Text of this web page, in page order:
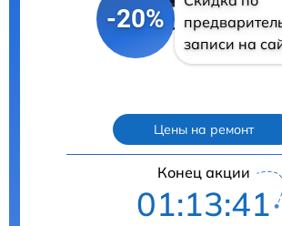
-20%
записи на
Цены на ремонт
Конец акции
01:13:40